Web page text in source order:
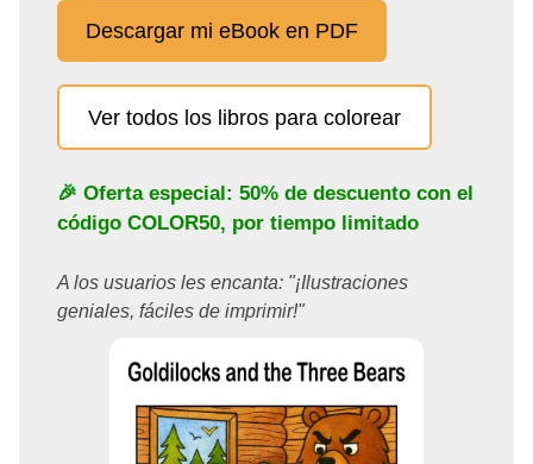
Descargar mi eBook en PDF
Ver todos los libros para colorear
🎉 Oferta especial: 50% de descuento con el
código COLOR50, por tiempo limitado
A los usuarios les encanta: "¡Ilustraciones
geniales, fáciles de imprimir!"